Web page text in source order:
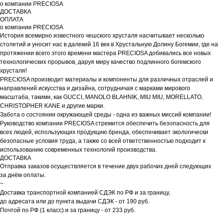
о компании PRECIOSA
ДОСТАВКА
ОПЛАТА
о компании PRECIOSA
История всемирно известного чешского хрусталя насчитывает несколько
столетий и уносит нас в далекий 16 век в Хрустальную Долину Богемии, где на
протяжении всего этого времени мастера PRECIOSA добивались все новых
технологических прорывов, даруя миру качество подлинного богемского
хрусталя!
PRECIOSA производит материалы и компоненты для различных отраслей и
направлений искусства и дизайна, сотрудничая с марками мирового
масштаба, такими, как GUCCI, MANOLO BLAHNIK, MIU MIU, MORELLATO,
CHRISTOPHER KANE и другие марки.
Забота о состоянии окружающей среды - одна из важных миссий компании!
Руководство компании PRECIOSA стремится обеспечить безопасность для
всех людей, использующих продукцию бренда, обеспечивает экологически
безопасные условия труда, а также со всей ответственностью подходит к
использованию современных технологий производства.
ДОСТАВКА
Отправка заказов осуществляется в течение двух рабочих дней следующих
за днём оплаты.
~
Доставка транспортной компанией СДЭК по РФ и за границу,
до адресата или до пункта выдачи СДЭК - от 190 руб.
Почтой по РФ (1 класс) и за границу - от 233 руб.